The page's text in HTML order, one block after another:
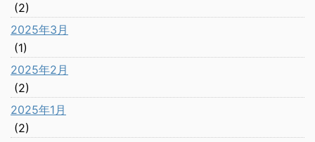
(2)
2025年3月
(1)
2025年2月
(2)
2025年1月
(2)